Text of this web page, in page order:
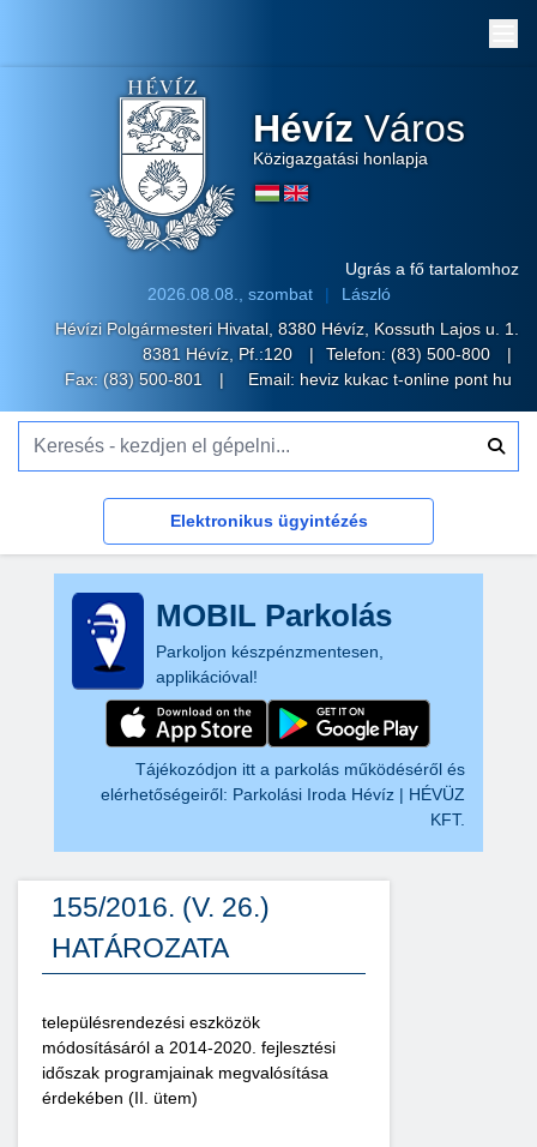
Hévíz Város
Közigazgatási honlapja
Ugrás a fő tartalomhoz
2026.08.08., szombat
László
Hévízi Polgármesteri Hivatal, 8380 Hévíz, Kossuth Lajos u. 1.
8381 Hévíz, Pf.:120
Telefon: (83) 500-800
Fax: (83) 500-801
Email: heviz kukac t-online pont hu
Elektronikus ügyintézés
MOBIL Parkolás
Parkoljon készpénzmentesen,
applikációval!
Tájékozódjon itt a parkolás működéséről és
elérhetőségeiről: Parkolási Iroda Hévíz | HÉVÜZ
KFT.
155/2016. (V. 26.)
HATÁROZATA
településrendezési eszközök
módosításáról a 2014-2020. fejlesztési
időszak programjainak megvalósítása
érdekében (II. ütem)